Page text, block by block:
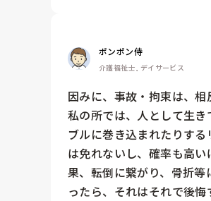
ポンポン侍
介護福祉士, デイサービス
因みに、事故・拘束は、
私の所では、人として生
ブルに巻き込まれたりす
は免れないし、確率も高
果、転倒に繋がり、骨折
ったら、それはそれで後